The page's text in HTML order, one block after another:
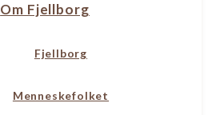
Om Fjellborg
Fjellborg
Menneskefolket